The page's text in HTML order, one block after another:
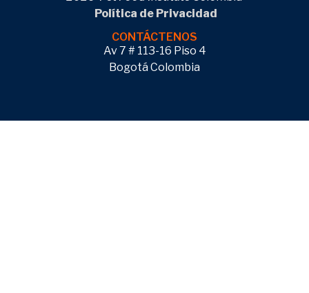
Política de Privacidad
CONTÁCTENOS
Av 7 # 113-16 Piso 4
Bogotá Colombia